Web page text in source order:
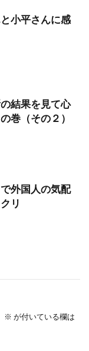
小平さんに感
結果を見て心
巻（その２）
外国人の気配
リ
※ が付いている欄は